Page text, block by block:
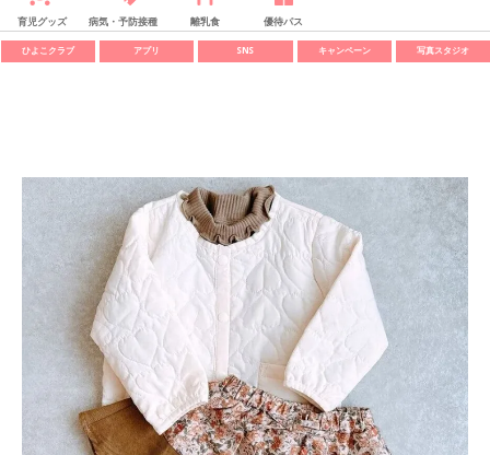
育児グッズ 病気・予防接種 離乳食 優待パス
ひよこクラブ アプリ SNS キャンペーン 写真スタジオ